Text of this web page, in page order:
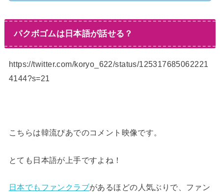
パクボゴムは日本語が話せる？
https://twitter.com/koryo_622/status/125317685062221
4144?s=21
こちらは韓流ぴあでのコメント映像です。
とても日本語が上手ですよね！
日本でもファンクラブがあるほどの人気ぶりで、ファン